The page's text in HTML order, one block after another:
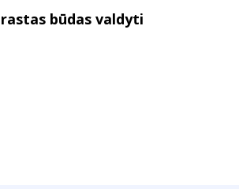
būdas valdyti